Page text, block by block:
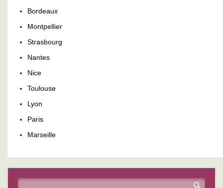
Bordeaux
Montpellier
Strasbourg
Nantes
Nice
Toulouse
Lyon
Paris
Marseille